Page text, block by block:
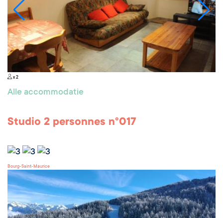
x 2
Alle accommodatie
Studio 2 personnes n°017
Bourg-Saint-Maurice